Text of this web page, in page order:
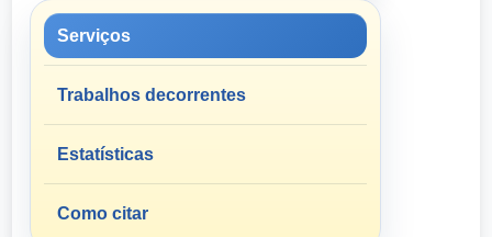
Serviços
Trabalhos decorrentes
Estatísticas
Como citar